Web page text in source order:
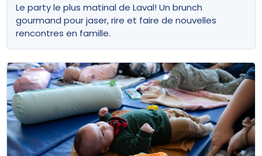
Le party le plus matinal de Laval! Un brunch
gourmand pour jaser, rire et faire de nouvelles
rencontres en famille.